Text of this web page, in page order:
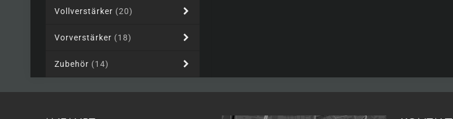
Vollverstärker (20)
Vorverstärker (18)
Zubehör (14)